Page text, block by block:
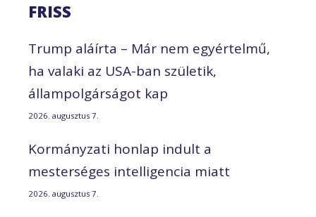
FRISS
Trump aláírta – Már nem egyértelmű,
ha valaki az USA-ban születik,
állampolgárságot kap
2026. augusztus 7.
Kormányzati honlap indult a
mesterséges intelligencia miatt
2026. augusztus 7.